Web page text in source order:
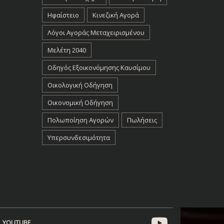
Ηφαίστειο
Κινεζική Αγορά
Λόγοι Αγοράς Μεταχειρισμένου
Μελέτη 2040
Οδηγός Εξοικονόμησης Καυσίμου
Οικολογική Οδήγηση
Οικονομική Οδήγηση
Πολωποίηση Αγορών
Πωλήσεις
Υπερσυνδεσιμότητα